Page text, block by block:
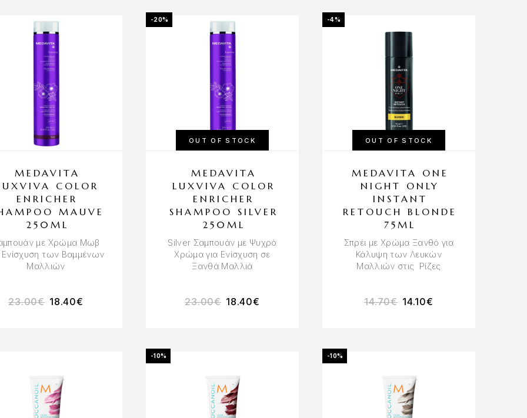
MEDAVITA
COLOR
ENRICHER
MAUVE
250ML
με Χρώμα Μωβ
Ενίσχυση των Βαμμένων
Μαλλιών
23.00€ 18.40€
-20%
OUT OF STOCK
MEDAVITA
LUXVIVA COLOR
ENRICHER
SHAMPOO SILVER
250ML
Silver Σαμπουάν με Ψυχρό
Χρώμα για Ενίσχυση σε
Ξανθά Μαλλιά
23.00€ 18.40€
-4%
OUT OF STOCK
MEDAVITA ONE
NIGHT ONLY
INSTANT
RETOUCH BLONDE
75ML
Σπρέι με Χρώμα Ξανθό για
Κάλυψη των Λευκών
Μαλλιών στις Ρίζες
14.70€ 14.10€
-10% -10%